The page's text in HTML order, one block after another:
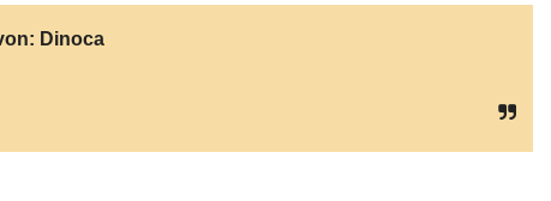
Dinoca